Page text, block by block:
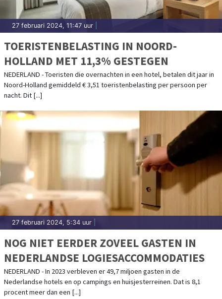
27 februari 2024, 11:47 uur
TOERISTENBELASTING IN NOORD-
HOLLAND MET 11,3% GESTEGEN
NEDERLAND - Toeristen die overnachten in een hotel, betalen dit jaar in
Noord-Holland gemiddeld € 3,51 toeristenbelasting per persoon per
nacht. Dit [...]
27 februari 2024, 5:34 uur
NOG NIET EERDER ZOVEEL GASTEN IN
NEDERLANDSE LOGIESACCOMMODATIES
NEDERLAND - In 2023 verbleven er 49,7 miljoen gasten in de
Nederlandse hotels en op campings en huisjesterreinen. Dat is 8,1
procent meer dan een [...]